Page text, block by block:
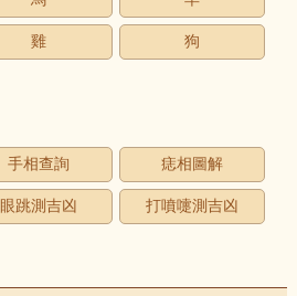
雞 狗
手相查詢 痣相圖解
眼跳測吉凶 打噴嚏測吉凶